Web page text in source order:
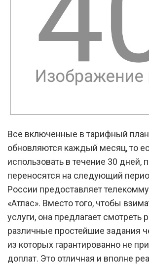
Все включенные в тарифный
обновляются каждый месяц, то
использовать в течение 30 дней,
переносятся на следующий
России предоставляет
«Атлас». Вместо того, чтобы
услуги, она предлагает смотреть
различные простейшие задания
из которых гарантированно не
доплат. Это отличная и вполне